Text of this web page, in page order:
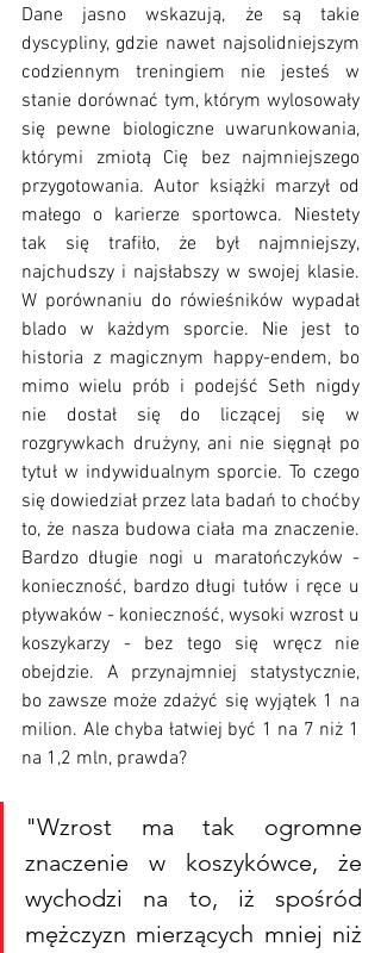
Dane jasno wskazują, że są takie
dyscypliny, gdzie nawet najsolidniejszym
codziennym treningiem nie jesteś w
stanie dorównać tym, którym wylosowały
się pewne biologiczne uwarunkowania,
którymi zmiotą Cię bez najmniejszego
przygotowania. Autor książki marzył od
małego o karierze sportowca. Niestety
tak się trafiło, że był najmniejszy,
najchudszy i najsłabszy w swojej klasie.
W porównaniu do rówieśników wypadał
blado w każdym sporcie. Nie jest to
historia z magicznym happy-endem, bo
mimo wielu prób i podejść Seth nigdy
nie dostał się do liczącej się w
rozgrywkach drużyny, ani nie sięgnął po
tytuł w indywidualnym sporcie. To czego
się dowiedział przez lata badań to choćby
to, że nasza budowa ciała ma znaczenie.
Bardzo długie nogi u maratończyków -
konieczność, bardzo długi tułów i ręce u
pływaków - konieczność, wysoki wzrost u
koszykarzy - bez tego się wręcz nie
obejdzie. A przynajmniej statystycznie,
bo zawsze może zdażyć się wyjątek 1 na
milion. Ale chyba łatwiej być 1 na 7 niż 1
na 1,2 mln, prawda?
"Wzrost ma tak ogromne
znaczenie w koszykówce, że
wychodzi na to, iż spośród
mężczyzn mierzących mniej niż